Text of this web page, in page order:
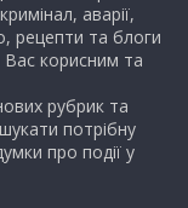
аварії,
рецепти та блоги
корисним та
рубрик та
потрібну
про події у